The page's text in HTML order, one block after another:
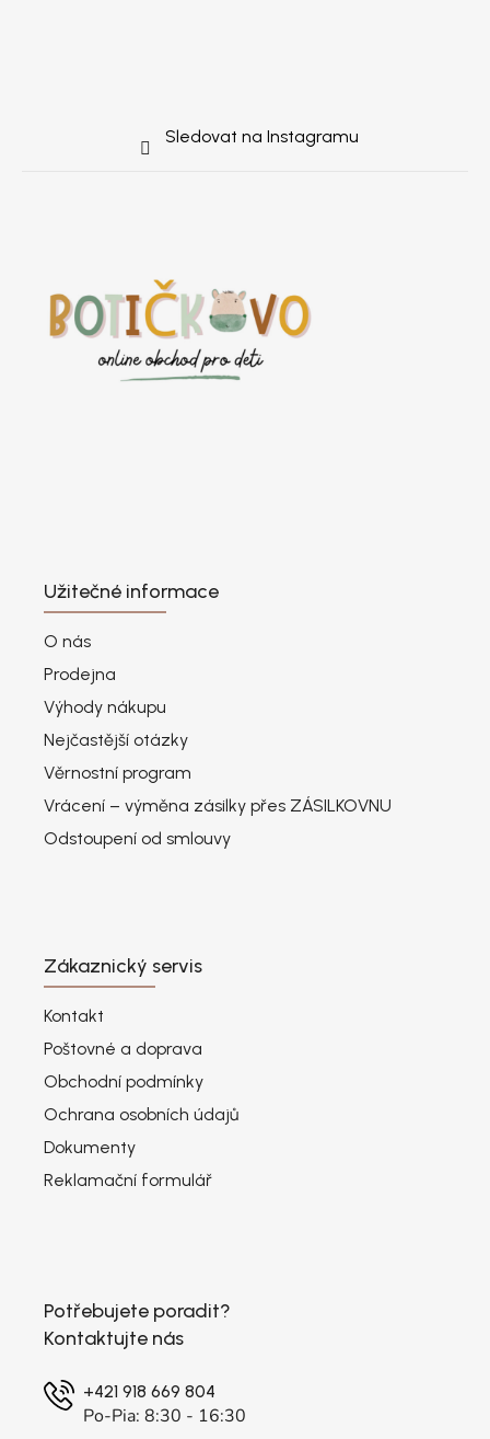
Sledovat na Instagramu
Užitečné informace
O nás
Prodejna
Výhody nákupu
Nejčastější otázky
Věrnostní program
Vrácení – výměna zásilky přes ZÁSILKOVNU
Odstoupení od smlouvy
Zákaznický servis
Kontakt
Poštovné a doprava
Obchodní podmínky
Ochrana osobních údajů
Dokumenty
Reklamační formulář
Potřebujete poradit?
Kontaktujte nás
+421 918 669 804
Po-Pia: 8:30 - 16:30